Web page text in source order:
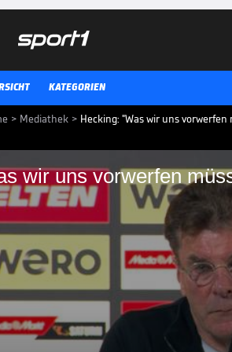
KATEGORIEN
> Mediathek > Hecking: "Was wir uns vorwerfen
wir uns vorwerfen
wir uns
VfL Wolfsburg und der SC
0:0. Dieter Hecking